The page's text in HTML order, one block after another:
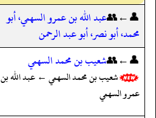
👤←👥عبد الله بن عمرو السهمي، أبو
محمد، أبو نصر، أبو عبد الرحمن
👤←👥شعيب بن محمد السهمي
شعيب بن محمد السهمي ← عبد الله بن
عمرو السهمي